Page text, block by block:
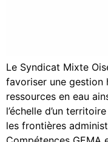
Le Syndicat Mixte
favoriser une gestion
ressources en eau
l’échelle d’un
les frontières